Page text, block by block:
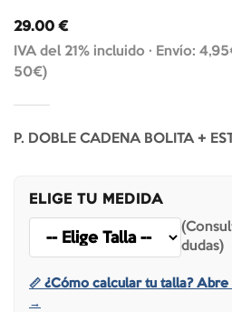
29.00 €
IVA del 21% incluido · Envío:
50€)
P. DOBLE CADENA BOLITA +
ELIGE TU MEDIDA
dudas)
📏 ¿Cómo calcular tu talla? Abre
→